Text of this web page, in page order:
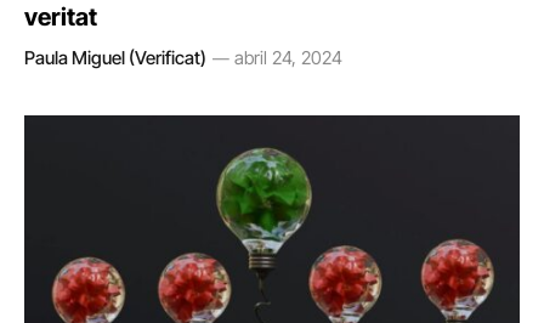
veritat
Paula Miguel (Verificat) abril 24, 2024